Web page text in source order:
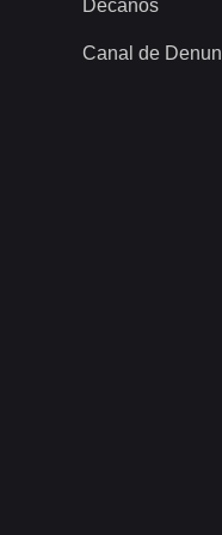
Decanos
Canal de